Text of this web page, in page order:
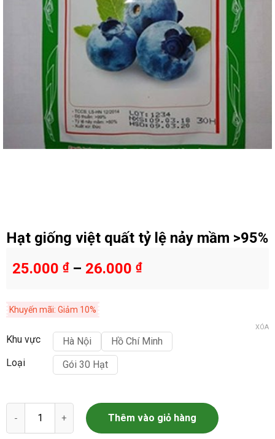
Hạt giống việt quất tỷ lệ nảy mầm >95%
25.000 ₫– 26.000 ₫
Khuyến mãi: Giảm 10%
Khu vực Hà Nội
Hồ Chí Minh
Loại
Gói 30 Hạt
XÓA
Hạt giống việt quất tỷ lệ nảy mầm >95% số lượng
Thêm vào giỏ hàng